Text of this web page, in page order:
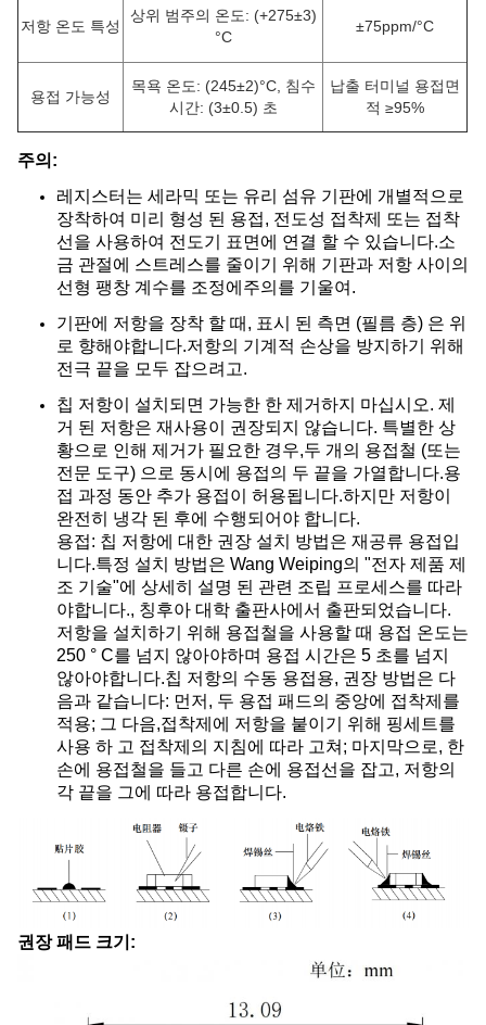
저항 온도 특성
상위 범주의 온도: (+275±3)
°C
±75ppm/°C
용접 가능성
목욕 온도: (245±2)°C, 침수
시간: (3±0.5) 초
납출 터미널 용접면
적 ≥95%
주의:
레지스터는 세라믹 또는 유리 섬유 기판에 개별적으로
장착하여 미리 형성 된 용접, 전도성 접착제 또는 접착
선을 사용하여 전도기 표면에 연결 할 수 있습니다.소
금 관절에 스트레스를 줄이기 위해 기판과 저항 사이의
선형 팽창 계수를 조정에주의를 기울여.
기판에 저항을 장착 할 때, 표시 된 측면 (필름 층) 은 위
로 향해야합니다.저항의 기계적 손상을 방지하기 위해
전극 끝을 모두 잡으려고.
칩 저항이 설치되면 가능한 한 제거하지 마십시오. 제
거 된 저항은 재사용이 권장되지 않습니다. 특별한 상
황으로 인해 제거가 필요한 경우,두 개의 용접철 (또는
전문 도구) 으로 동시에 용접의 두 끝을 가열합니다.용
접 과정 동안 추가 용접이 허용됩니다.하지만 저항이
완전히 냉각 된 후에 수행되어야 합니다.
용접: 칩 저항에 대한 권장 설치 방법은 재공류 용접입
니다.특정 설치 방법은 Wang Weiping의 "전자 제품 제
조 기술"에 상세히 설명 된 관련 조립 프로세스를 따라
야합니다., 칭후아 대학 출판사에서 출판되었습니다.
저항을 설치하기 위해 용접철을 사용할 때 용접 온도는
250 ° C를 넘지 않아야하며 용접 시간은 5 초를 넘지
않아야합니다.칩 저항의 수동 용접용, 권장 방법은 다
음과 같습니다: 먼저, 두 용접 패드의 중앙에 접착제를
적용; 그 다음,접착제에 저항을 붙이기 위해 핑세트를
사용 하 고 접착제의 지침에 따라 고쳐; 마지막으로, 한
손에 용접철을 들고 다른 손에 용접선을 잡고, 저항의
각 끝을 그에 따라 용접합니다.
권장 패드 크기: